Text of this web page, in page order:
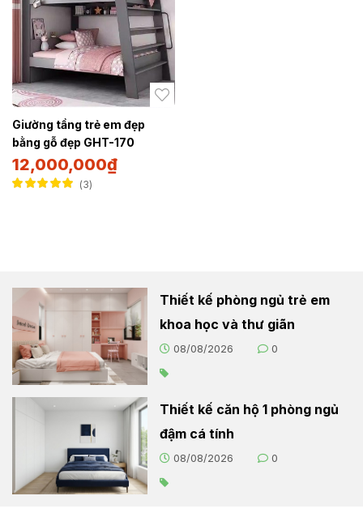
Giường tầng trẻ em đẹp
bằng gỗ đẹp GHT-170
12,000,000₫
3
Thiết kế phòng ngủ trẻ em
khoa học và thư giãn
08/08/2026 0
Thiết kế căn hộ 1 phòng ngủ
đậm cá tính
08/08/2026 0